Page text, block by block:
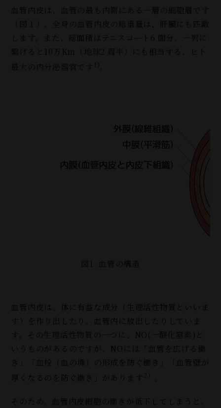
血管内皮は、血管の最も内側にある一層の細胞層です
（図１）。全身の血管内皮の総重量は、肝臓にも匹敵
します。また、総面積はテニスコート6 面分、一列に
繋げると10万Km（地球2 周半）にも相当する、ヒト
最大の内分泌器官です 1)
図1. 血管の構造
血管内皮は、体に有益な成分（生理活性物質といいま
す）を作り出したり、血管内に放出したりしていま
す。その生理活性物質の一つに、NO(一酸化窒素)と
いうものがあるのですが、NOには「血管を広げる働
き」「血栓（血の塊）の形成を防ぐ働き」「血管壁が
厚くなるのを防ぐ働き」があります 2）
そのため、血管内皮細胞の働きが低下してしまうと、